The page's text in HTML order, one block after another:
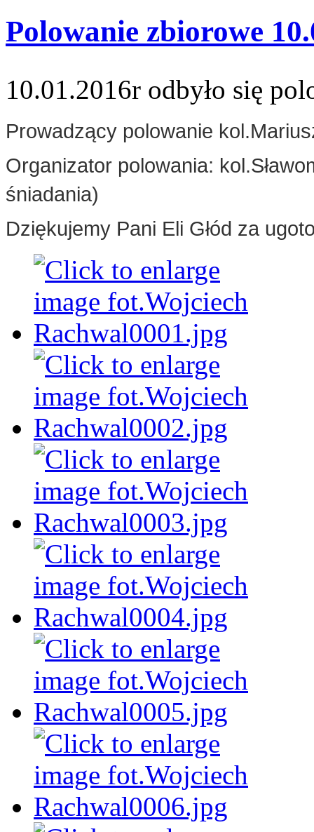
Polowanie zbiorowe
10.01.2016r odbyło się
Prowadzący polowanie
Organizator polowania:
śniadania)
Dziękujemy Pani Eli Głód za